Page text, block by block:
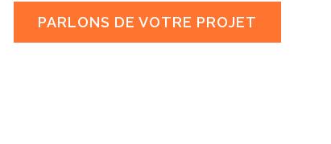
PARLONS DE VOTRE PROJET